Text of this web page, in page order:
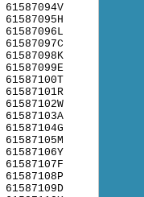
61587094V
61587095H
61587096L
61587097C
61587098K
61587099E
61587100T
61587101R
61587102W
61587103A
61587104G
61587105M
61587106Y
61587107F
61587108P
61587109D